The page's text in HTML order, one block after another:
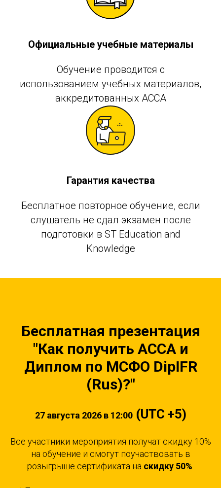
Официальные учебные материалы
Обучение проводится с
использованием учебных материалов,
аккредитованных АССА
Гарантия качества
Бесплатное повторное обучение, если
слушатель не сдал экзамен после
подготовки в ST Education and
Knowledge
Бесплатная презентация
"Как получить ACCA и
Диплом по МСФО DipIFR
(Rus)?"
27 августа 2026 в 12:00(UTC +5)
Все участники мероприятия получат скидку 10%
на обучение и смогут поучаствовать в
розыгрыше сертификата на скидку 50%.